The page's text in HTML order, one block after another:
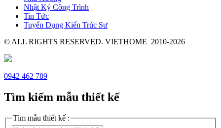
Nhật Ký Công Trình
Tin Tức
Tuyển Dụng Kiến Trúc Sư
© ALL RIGHTS RESERVED. VIETHOME 2010-2026
0942 462 789
Tìm kiếm mẫu thiết kế
Tìm mẫu thiết kế :